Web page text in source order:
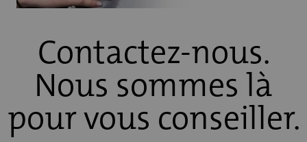
Contactez-nous.
Nous sommes là
pour vous conseiller.